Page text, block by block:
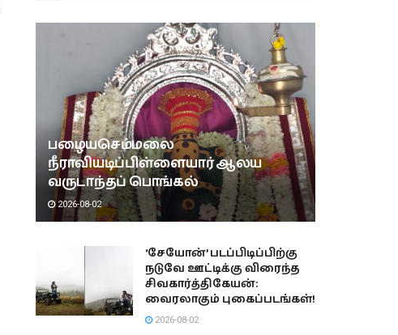
பழையசெம்மலை
நீராவியடிப்பிள்ளையார் ஆலய
வருடாந்தப் பொங்கல்
2026-08-02
‘சேயோன்’ படப்பிடிப்பிற்கு
நடுவே ஊட்டிக்கு விரைந்த
சிவகார்த்திகேயன்:
வைரலாகும் புகைப்படங்கள்!
2026-08-02